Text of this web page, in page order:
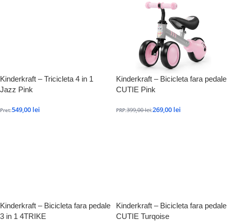
Kinderkraft – Tricicleta 4 in 1
Jazz Pink
Pret:549,00 lei
Kinderkraft – Bicicleta fara pedale
CUTIE Pink
PRP:399,00lei:269,00 lei
Kinderkraft – Bicicleta fara pedale
3 in 1 4TRIKE
Kinderkraft – Bicicleta fara pedale
CUTIE Turqoise